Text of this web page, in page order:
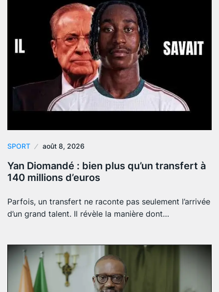
SPORT août 8, 2026
Yan Diomandé : bien plus qu’un transfert à
140 millions d’euros
Parfois, un transfert ne raconte pas seulement l’arrivée
d’un grand talent. Il révèle la manière dont…